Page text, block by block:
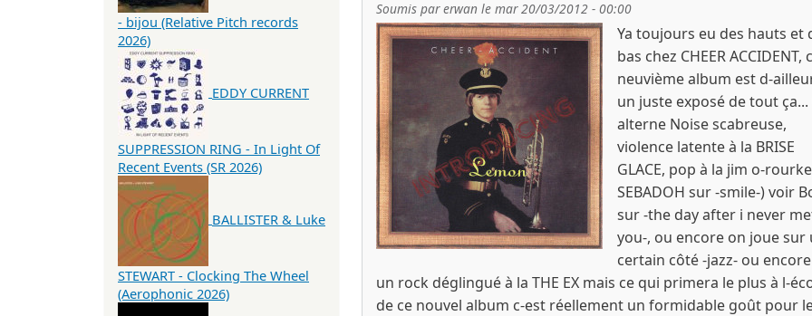
Soumis parerwan le mar 20/03/2012 - 00:00
Ya toujours eu des hauts et
bas chez CHEER ACCIDENT,
neuvième album est d-
un juste exposé de tout ça...
alterne Noise scabreuse,
violence latente à la BRISE
GLACE, pop à la jim o-
SEBADOH sur -smile-) voir
sur -the day after i never
you-, ou encore on joue sur
certain côté -jazz- ou
un rock déglingué à la THE EX mais ce qui primera le plus à l-
de ce nouvel album c-est réellement un formidable goût pour
- bijou (Relative Pitch records
2026)
EDDY CURRENT
SUPPRESSION RING - In Light Of
Recent Events (SR 2026)
BALLISTER & Luke
STEWART - Clocking The Wheel
(Aerophonic 2026)